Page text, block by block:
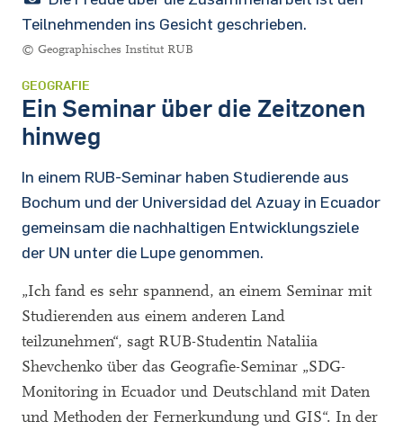
Teilnehmenden ins Gesicht geschrieben.
© Geographisches Institut RUB
GEOGRAFIE
Ein Seminar über die Zeitzonen
hinweg
In einem RUB-Seminar haben Studierende aus
Bochum und der Universidad del Azuay in Ecuador
gemeinsam die nachhaltigen Entwicklungsziele
der UN unter die Lupe genommen.
„Ich fand es sehr spannend, an einem Seminar mit
Studierenden aus einem anderen Land
teilzunehmen“, sagt RUB-Studentin Nataliia
Shevchenko über das Geografie-Seminar „SDG-
Monitoring in Ecuador und Deutschland mit Daten
und Methoden der Fernerkundung und GIS“. In der